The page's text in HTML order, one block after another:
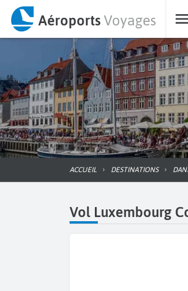
AéroportsVoyages
ACCUEIL DESTINATIONS
Vol Luxembourg